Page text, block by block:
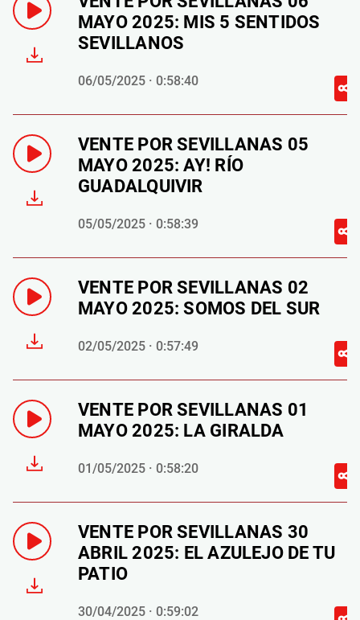
MAYO 2025: MIS 5 SENTIDOS
SEVILLANOS
06/05/2025 · 0:58:40
VENTE POR SEVILLANAS 05
MAYO 2025: AY! RÍO
GUADALQUIVIR
05/05/2025 · 0:58:39
VENTE POR SEVILLANAS 02
MAYO 2025: SOMOS DEL SUR
02/05/2025 · 0:57:49
VENTE POR SEVILLANAS 01
MAYO 2025: LA GIRALDA
01/05/2025 · 0:58:20
VENTE POR SEVILLANAS 30
ABRIL 2025: EL AZULEJO DE TU
PATIO
30/04/2025 · 0:59:02